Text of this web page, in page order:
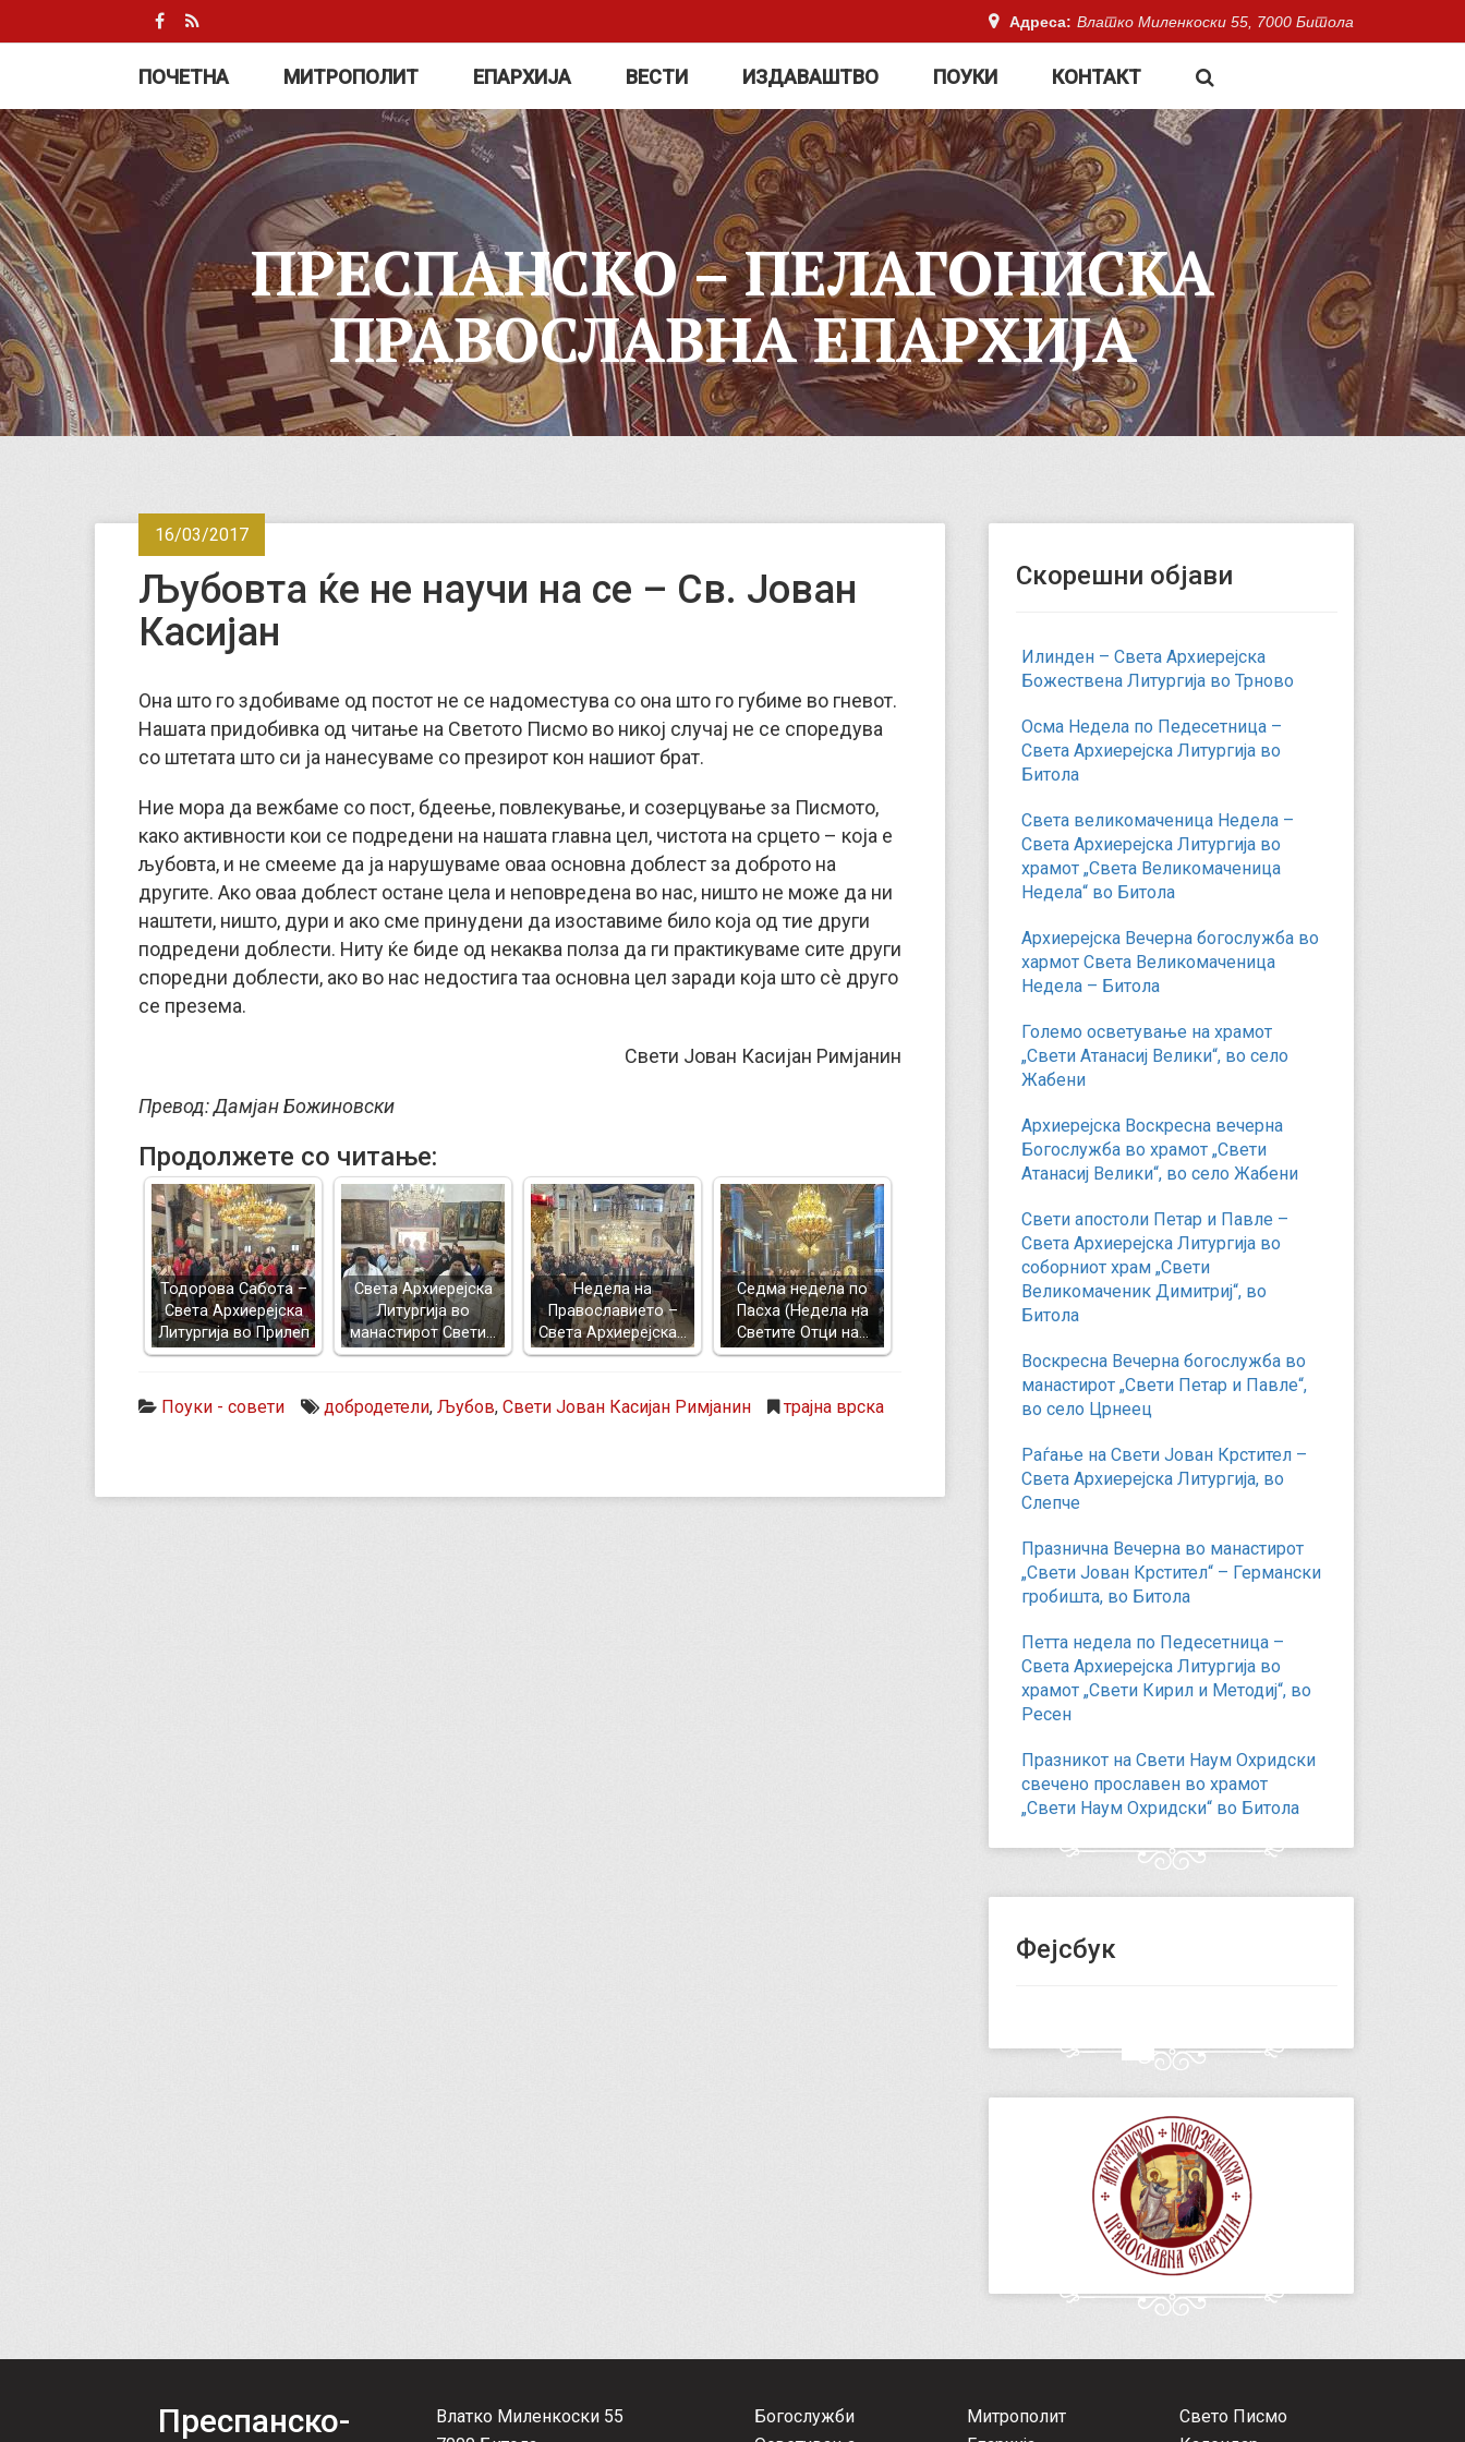
Адреса: Влатко Миленкоски 55, 7000 Битола
ПОЧЕТНА МИТРОПОЛИТ ЕПАРХИЈА ВЕСТИ ИЗДАВАШТВО ПОУКИ КОНТАКТ
ПРЕСПАНСКО – ПЕЛАГОНИСКА
ПРАВОСЛАВНА ЕПАРХИЈА
16/03/2017
Љубовта ќе не научи на се – Св. Јован
Касијан
Она што го здобиваме од постот не се надоместува со она што го губиме во гневот.
Нашата придобивка од читање на Светото Писмо во никој случај не се споредува
со штетата што си ја нанесуваме со презирот кон нашиот брат.
Ние мора да вежбаме со пост, бдеење, повлекување, и созерцување за Писмото,
како активности кои се подредени на нашата главна цел, чистота на срцето – која е
љубовта, и не смееме да ја нарушуваме оваа основна доблест за доброто на
другите. Ако оваа доблест остане цела и неповредена во нас, ништо не може да ни
наштети, ништо, дури и ако сме принудени да изоставиме било која од тие други
подредени доблести. Ниту ќе биде од некаква полза да ги практикуваме сите други
споредни доблести, ако во нас недостига таа основна цел заради која што сè друго
се презема.
Свети Јован Касијан Римјанин
Превод: Дамјан Божиновски
Продолжете со читање:
Тодорова Сабота –
Света Архиерејска
Литургија во Прилеп
Света Архиерејска
Литургија во
манастирот Свети…
Недела на
Православието –
Света Архиерејска…
Седма недела по
Пасха (Недела на
Светите Отци на…
Поуки - совети добродетели, Љубов, Свети Јован Касијан Римјанин трајна врска
Скорешни објави
Илинден – Света Архиерејска
Божествена Литургија во Трново
Осма Недела по Педесетница –
Света Архиерејска Литургија во
Битола
Света великомаченица Недела –
Света Архиерејска Литургија во
храмот „Света Великомаченица
Недела“ во Битола
Архиерејска Вечерна богослужба во
хармот Света Великомаченица
Недела – Битола
Големо осветување на храмот
„Свети Атанасиј Велики“, во село
Жабени
Архиерејска Воскресна вечерна
Богослужба во храмот „Свети
Атанасиј Велики“, во село Жабени
Свети апостоли Петар и Павле –
Света Архиерејска Литургија во
соборниот храм „Свети
Великомаченик Димитриј“, во
Битола
Воскресна Вечерна богослужба во
манастирот „Свети Петар и Павле“,
во село Црнеец
Раѓање на Свети Јован Крстител –
Света Архиерејска Литургија, во
Слепче
Празнична Вечерна во манастирот
„Свети Јован Крстител“ – Германски
гробишта, во Битола
Петта недела по Педесетница –
Света Архиерејска Литургија во
храмот „Свети Кирил и Методиј“, во
Ресен
Празникот на Свети Наум Охридски
свечено прославен во храмот
„Свети Наум Охридски“ во Битола
Фејсбук
Преспанско-
Влатко Миленкоски 55
Богослужби
Митрополит
Свето Писмо